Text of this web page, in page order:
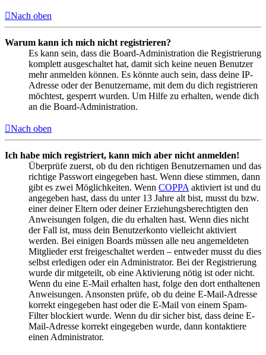
Nach oben
Warum kann ich mich nicht registrieren?
Es kann sein, dass die Board-Administration die Registrierung
komplett ausgeschaltet hat, damit sich keine neuen Benutzer
mehr anmelden können. Es könnte auch sein, dass deine IP-
Adresse oder der Benutzername, mit dem du dich registrieren
möchtest, gesperrt wurden. Um Hilfe zu erhalten, wende dich
an die Board-Administration.
Nach oben
Ich habe mich registriert, kann mich aber nicht anmelden!
Überprüfe zuerst, ob du den richtigen Benutzernamen und das
richtige Passwort eingegeben hast. Wenn diese stimmen, dann
gibt es zwei Möglichkeiten. Wenn COPPA aktiviert ist und du
angegeben hast, dass du unter 13 Jahre alt bist, musst du bzw.
einer deiner Eltern oder deiner Erziehungsberechtigten den
Anweisungen folgen, die du erhalten hast. Wenn dies nicht
der Fall ist, muss dein Benutzerkonto vielleicht aktiviert
werden. Bei einigen Boards müssen alle neu angemeldeten
Mitglieder erst freigeschaltet werden – entweder musst du dies
selbst erledigen oder ein Administrator. Bei der Registrierung
wurde dir mitgeteilt, ob eine Aktivierung nötig ist oder nicht.
Wenn du eine E-Mail erhalten hast, folge den dort enthaltenen
Anweisungen. Ansonsten prüfe, ob du deine E-Mail-Adresse
korrekt eingegeben hast oder die E-Mail von einem Spam-
Filter blockiert wurde. Wenn du dir sicher bist, dass deine E-
Mail-Adresse korrekt eingegeben wurde, dann kontaktiere
einen Administrator.